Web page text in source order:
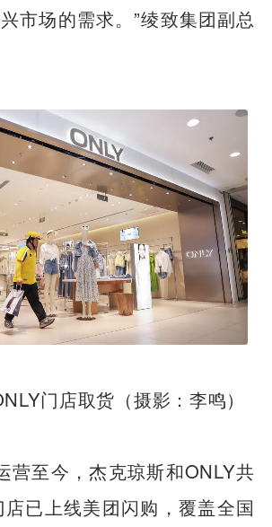
市场的需求。”绫致集团副总
门店取货（摄影：李鸣）
营至今，杰克琼斯和ONLY共
已上线美团闪购，覆盖全国